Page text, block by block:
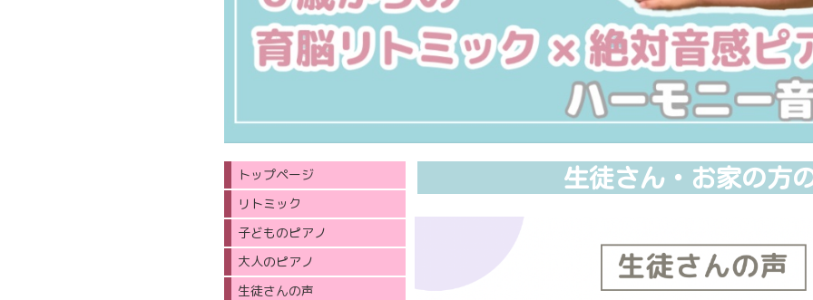
生徒さん・お家の方
トップページ
リトミック
子どものピアノ
大人のピアノ
生徒さんの声